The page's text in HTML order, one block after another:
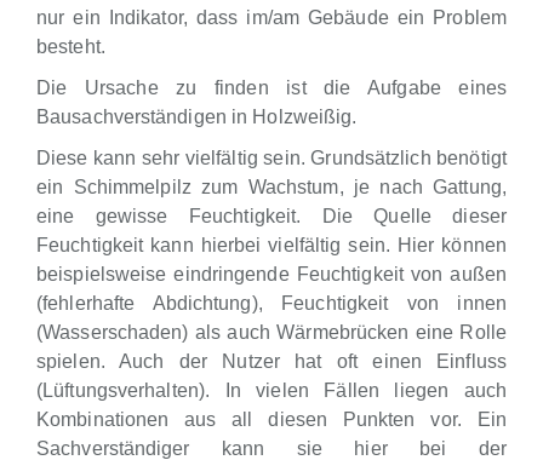
nur ein Indikator, dass im/am Gebäude ein Problem
besteht.
Die Ursache zu finden ist die Aufgabe eines
Bausachverständigen in Holzweißig.
Diese kann sehr vielfältig sein. Grundsätzlich benötigt
ein Schimmelpilz zum Wachstum, je nach Gattung,
eine gewisse Feuchtigkeit. Die Quelle dieser
Feuchtigkeit kann hierbei vielfältig sein. Hier können
beispielsweise eindringende Feuchtigkeit von außen
(fehlerhafte Abdichtung), Feuchtigkeit von innen
(Wasserschaden) als auch Wärmebrücken eine Rolle
spielen. Auch der Nutzer hat oft einen Einfluss
(Lüftungsverhalten). In vielen Fällen liegen auch
Kombinationen aus all diesen Punkten vor. Ein
Sachverständiger kann sie hier bei der